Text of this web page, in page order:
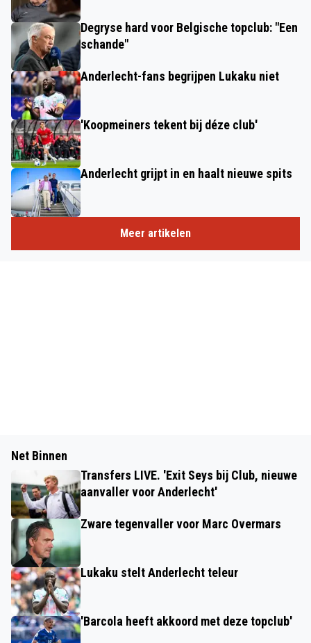
Degryse hard voor Belgische topclub: "Een
schande"
Anderlecht-fans begrijpen Lukaku niet
'Koopmeiners tekent bij déze club'
Anderlecht grijpt in en haalt nieuwe spits
Meer artikelen
Net Binnen
Transfers LIVE. 'Exit Seys bij Club, nieuwe
aanvaller voor Anderlecht'
Zware tegenvaller voor Marc Overmars
Lukaku stelt Anderlecht teleur
'Barcola heeft akkoord met deze topclub'